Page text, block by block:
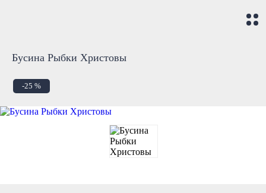
Бусина Рыбки Христовы
-25 %